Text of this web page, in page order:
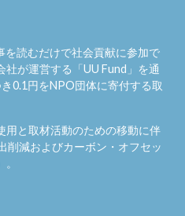
読むだけで社会貢献に参加で
社が運営する「UU Fund 」を通
0.1円をNPO団体に寄付する取
用と取材活動のための移動に伴
削減およびカーボン・オフセッ
。